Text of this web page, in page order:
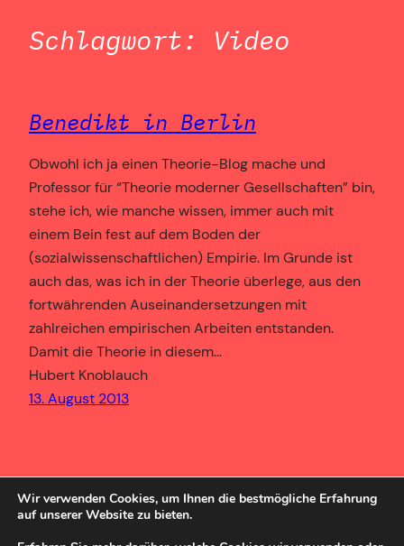
Schlagwort: Video
Benedikt in Berlin
Obwohl ich ja einen Theorie-Blog mache und
Professor für “Theorie moderner Gesellschaften” bin,
stehe ich, wie manche wissen, immer auch mit
einem Bein fest auf dem Boden der
(sozialwissenschaftlichen) Empirie. Im Grunde ist
auch das, was ich in der Theorie überlege, aus den
fortwährenden Auseinandersetzungen mit
zahlreichen empirischen Arbeiten entstanden.
Damit die Theorie in diesem…
Hubert Knoblauch
13. August 2013
Wir verwenden Cookies, um Ihnen die bestmögliche Erfahrung
auf unserer Website zu bieten.